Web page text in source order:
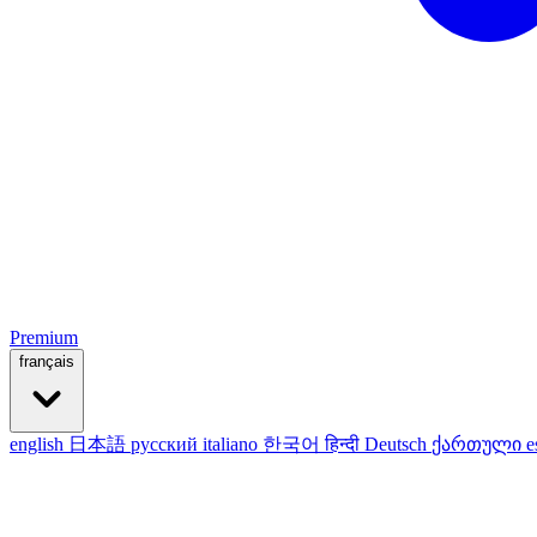
Premium
français
english 日本語 русский italiano 한국어हिन्दी Deutsch ქართული